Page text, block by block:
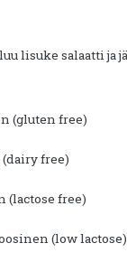
lisuke salaatti ja
(gluten free)
free)
(lactose free)
(low lactose)